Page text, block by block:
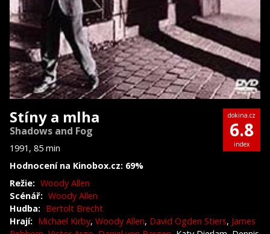
Stíny a mlha
Shadows and Fog
1991, 85 min
Hodnocení na Kinobox.cz: 69%
dokina.cz
6.8
index
Režie: Woody Allen
Scénář: Woody Allen
Hudba: Bertolt Brecht
Hrají: Michael Kirby, Woody Allen, David Ogden Stiers, James